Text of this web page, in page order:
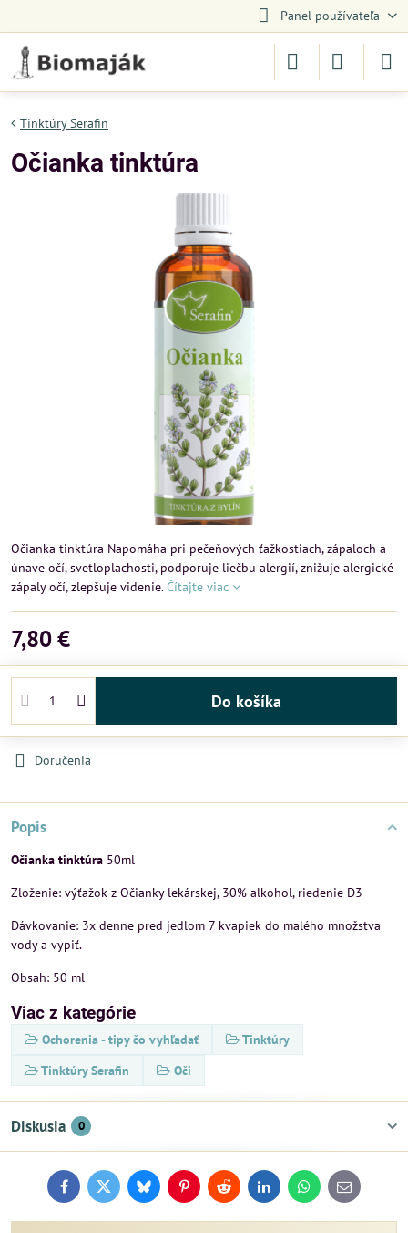
Panel používateľa
Tinktúry Serafin
Očianka tinktúra
Očianka tinktúra Napomáha pri pečeňových ťažkostiach, zápaloch a
únave očí, svetloplachosti, podporuje liečbu alergií, znižuje alergické
zápaly očí, zlepšuje videnie.Čítajte viac
7,80 €
Do košíka
Doručenia
Popis
Očianka tinktúra 50ml
Zloženie: výťažok z Očianky lekárskej, 30% alkohol, riedenie D3
Dávkovanie: 3x denne pred jedlom 7 kvapiek do malého množstva
vody a vypiť.
Obsah: 50 ml
Viac z kategórie
Ochorenia - tipy čo vyhľadať
Tinktúry
Tinktúry Serafin
Oči
Diskusia 0
FacebookTwitterBlueskyPinterestReddit LinkedInWhatsApp
E-
mail